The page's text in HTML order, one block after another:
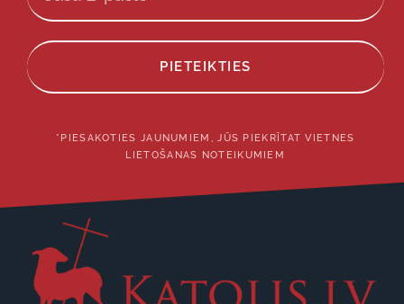
PIETEIKTIES
*PIESAKOTIES JAUNUMIEM, JŪS PIEKRĪTAT VIETNES
LIETOŠANAS NOTEIKUMIEM